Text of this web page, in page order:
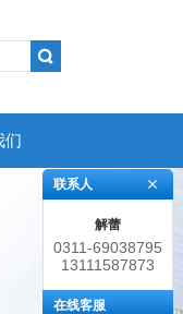
们
联系人
解蕾
0311-69038795
13111587873
在线客服